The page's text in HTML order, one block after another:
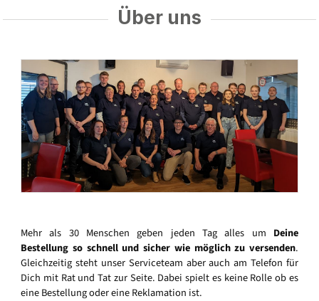
Über uns
Mehr als 30 Menschen geben jeden Tag alles um Deine
Bestellung so schnell und sicher wie möglich zu versenden.
Gleichzeitig steht unser Serviceteam aber auch am Telefon für
Dich mit Rat und Tat zur Seite. Dabei spielt es keine Rolle ob es
eine Bestellung oder eine Reklamation ist.